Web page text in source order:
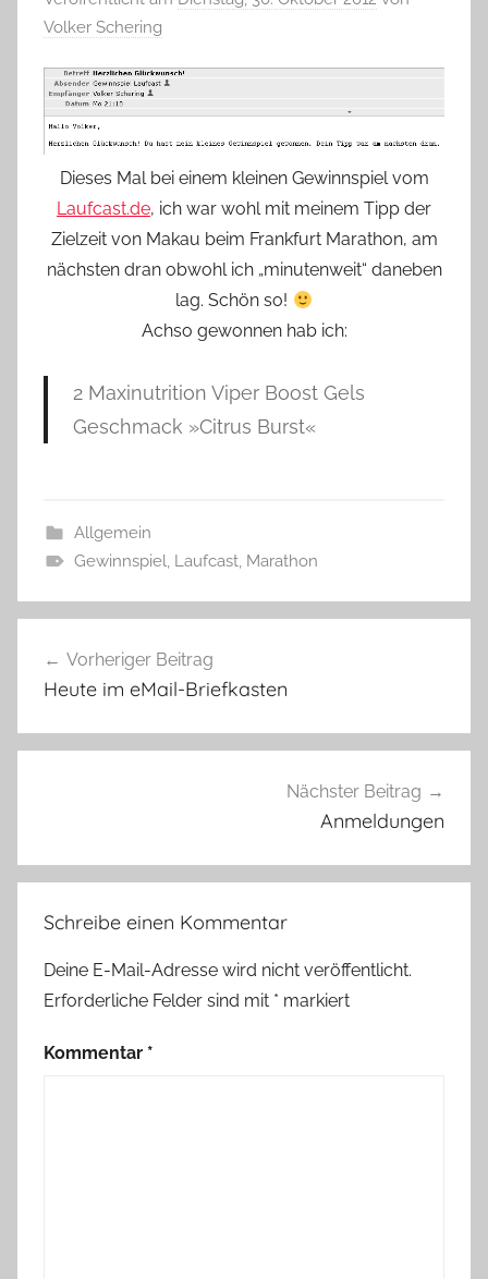
Volker Schering
Dieses Mal bei einem kleinen Gewinnspiel vom
Laufcast.de, ich war wohl mit meinem Tipp der
Zielzeit von Makau beim Frankfurt Marathon, am
nächsten dran obwohl ich „minutenweit“ daneben
lag. Schön so!
Achso gewonnen hab ich:
2 Maxinutrition Viper Boost Gels
Geschmack »Citrus Burst«
Allgemein
Gewinnspiel, Laufcast, Marathon
Vorheriger Beitrag
Heute im eMail-Briefkasten
Nächster Beitrag
Anmeldungen
Schreibe einen Kommentar
Deine E-Mail-Adresse wird nicht veröffentlicht.
Erforderliche Felder sind mit * markiert
Kommentar *